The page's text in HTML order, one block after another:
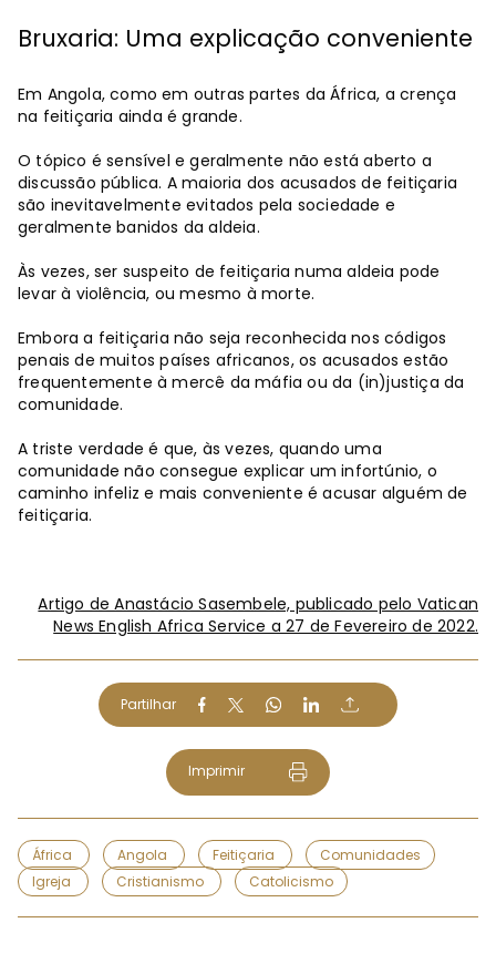
Bruxaria: Uma explicação conveniente
Em Angola, como em outras partes da África, a crença
na feitiçaria ainda é grande.
O tópico é sensível e geralmente não está aberto a
discussão pública. A maioria dos acusados ​​de feitiçaria
são inevitavelmente evitados pela sociedade e
geralmente banidos da aldeia.
Às vezes, ser suspeito de feitiçaria numa aldeia pode
levar à violência, ou mesmo à morte.
Embora a feitiçaria não seja reconhecida nos códigos
penais de muitos países africanos, os acusados ​​estão
frequentemente à mercê da máfia ou da (in)justiça da
comunidade.
A triste verdade é que, às vezes, quando uma
comunidade não consegue explicar um infortúnio, o
caminho infeliz e mais conveniente é acusar alguém de
feitiçaria.
Artigo de Anastácio Sasembele, publicado pelo Vatican
News English Africa Service a 27 de Fevereiro de 2022.
Partilhar
Imprimir
África Angola Feitiçaria
Comunidades
Igreja
Cristianismo Catolicismo